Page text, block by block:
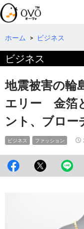
検
索
コ
テ
へ
動
ホーム > ビジネス
ビジネス
地震被害の輪
エリー 金箔
ント、ブロー
ビジネス ファッション